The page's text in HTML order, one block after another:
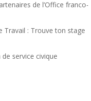
de l’Office franco-
Travail : Trouve ton stage
service civique